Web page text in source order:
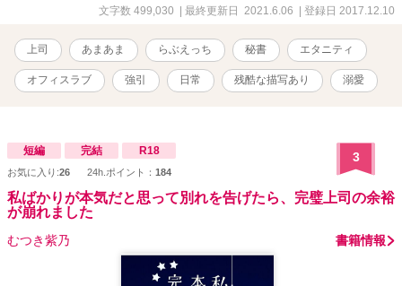
切関係ありません。 ★ｉｆ作品 もしも、あの時◯◯だったら。そう
嫌！」という方は、そのままバックでお願いします。 もちろん条件
付きです。 ★条件１ 圭が泪と出会う前であること。 ★条件２ 出会
っていても、泪に恋愛感情がないこと。 などです。 一部近親相姦が
あります。苦手な方はご注意ください。
文字数 499,030 | 最終更新日 2021.6.06 | 登録日 2017.12.10
上司 あまあま らぶえっち 秘書 エタニティ
オフィスラブ 強引 日常 残酷な描写あり 溺愛
短編 完結 R18
お気に入り:26 24h.ポイント： 184
3
私ばかりが本気だと思って別れを告げたら、完璧上司の余裕
が崩れました
むつき紫乃 書籍情報